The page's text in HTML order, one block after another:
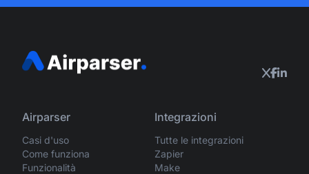
Airparser
Casi d'uso
Come funziona
Funzionalità
Integrazioni
Tutte le integrazioni
Zapier
Make